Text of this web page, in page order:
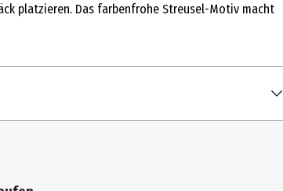
platzieren. Das farbenfrohe Streusel-Motiv macht